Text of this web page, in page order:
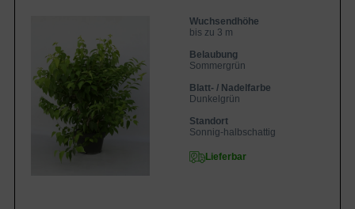
Wuchsendhöhe
bis zu 3 m
Belaubung
Sommergrün
Blatt- / Nadelfarbe
Dunkelgrün
Standort
Sonnig-halbschattig
Lieferbar